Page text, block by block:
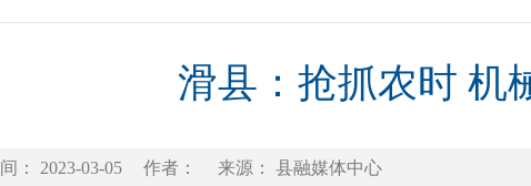
滑县：抢抓农时 机
： 2023-03-05 作者： 来源： 县融媒体中心